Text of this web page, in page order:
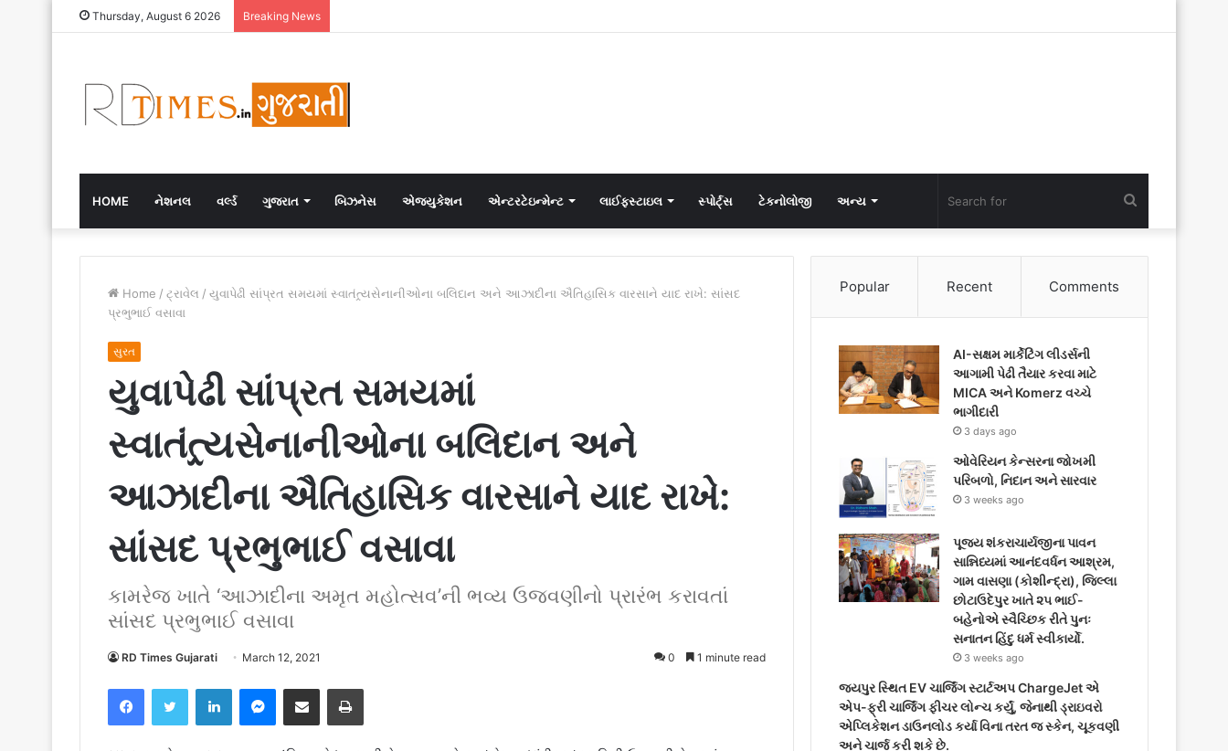
Thursday, August 6 2026 Breaking News
HOME નેશનલ વર્લ્ડ ગુજરાત બિઝનેસ એજ્યુકેશન એન્ટરટેઇન્મેન્ટ લાઈફસ્ટાઇલ સ્પોર્ટ્સ ટેકનોલોજી અન્ય
for
Home / ટ્રાવેલ / યુવાપેઢી સાંપ્રત સમયમાં સ્વાતંત્ર્યસેનાનીઓના બલિદાન અને આઝાદીના ઐતિહાસિક વારસાને યાદ રાખે: સાંસદ
પ્રભુભાઈ વસાવા
સુરત
યુવાપેઢી સાંપ્રત સમયમાં
સ્વાતંત્ર્યસેનાનીઓના બલિદાન અને
આઝાદીના ઐતિહાસિક વારસાને યાદ રાખે:
સાંસદ પ્રભુભાઈ વસાવા
કામરેજ ખાતે ‘આઝાદીના અમૃત મહોત્સવ’ની ભવ્ય ઉજવણીનો પ્રારંભ કરાવતાં
સાંસદ પ્રભુભાઈ વસાવા
RD Times Gujarati March 12, 2021 0 1 minute read
Popular Recent Comments
AI-સક્ષમ માર્કેટિંગ લીડર્સની
આગામી પેઢી તૈયાર કરવા માટે
MICA અને Komerz વચ્ચે
ભાગીદારી
3 days ago
ઓવેરિયન કેન્સરના જોખમી
પરિબળો, નિદાન અને સારવાર
3 weeks ago
પૂજ્ય શંકરાચાર્યજીના પાવન
સાન્નિધ્યમાં આનંદવર્ધન આશ્રમ,
ગામ વાસણા (કોશીન્દ્રા), જિલ્લા
છોટાઉદેપુર ખાતે ૨૫ ભાઈ-
બહેનોએ સ્વૈચ્છિક રીતે પુનઃ
સનાતન હિંદુ ધર્મ સ્વીકાર્યો.
3 weeks ago
જયપુર સ્થિત EV ચાર્જિંગ સ્ટાર્ટઅપ ChargeJet એ
એપ-ફ્રી ચાર્જિંગ ફીચર લોન્ચ કર્યું, જેનાથી ડ્રાઇવરો
એપ્લિકેશન ડાઉનલોડ કર્યા વિના તરત જ સ્કેન, ચૂકવણી
અને ચાર્જ કરી શકે છે.